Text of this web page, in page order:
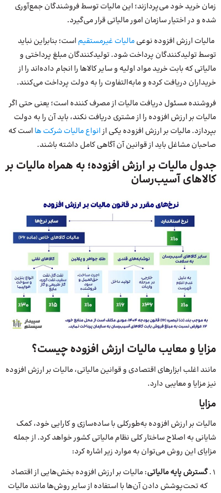
زمان خرید خود می‌پردازند؛ این مالیات توسط فروشندگان جمع‌آوری
شده و در اختیار سازمان امور مالیاتی قرار می‌گیرد.
مالیات ارزش افزوده نوعیمالیات غیرمستقیم است؛ بنابراین نباید
توسط تولید‌کنندگان پرداخت شود. تولیدکنندگان مبلغ پرداختی و
مالیاتی که بابت خرید مواد اولیه و سایر کالاها را انجام داده‌اند را از
خریداران دریافت کرده و مابه‌التفاوت را به دولت پرداخت می‌کنند.
فروشنده مسئول دریافت مالیات از مصرف کننده است؛ یعنی حتی اگر
مالیات بر ارزش افزوده را از مشتری دریافت نکند، باید آن را به دولت
بپردازد. مالیات بر ارزش افزوده یکی از ‌انواع مالیات شرکت ها است که
صاحبان مشاغل باید از قوانین آن آگاهی کامل داشته باشند.
جدول مالیات بر ارزش افزوده؛ به همراه مالیات بر
کالاهای آسیب‌رسان
مزایا و معایب‌ مالیات ارزش افزوده چیست؟
مانند اغلب ابزارهای اقتصادی و قوانین مالیاتی، مالیات بر ارزش افزوده
نیز مزایا و معایبی دارد.
مزایا
مالیات بر ارزش افزوده به‌طور‌کلی با ساده‌سازی و کارایی خود،‌ کمک
شایانی به اصلاح ساختار کلی نظام مالیاتی کشور خواهد کرد. از جمله
مزایای این روش می‌توان به موارد زیر اشاره کرد:
گسترش پایه مالیاتی: مالیات بر ارزش افزوده بخش‌هایی از اقتصاد
که تحت‌پوشش دادن آن‌ها با استفاده از سایر روش‌ها مانند مالیات